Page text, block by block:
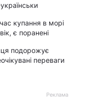
купання в морі
є поранені
подорожує
переваги
Реклама